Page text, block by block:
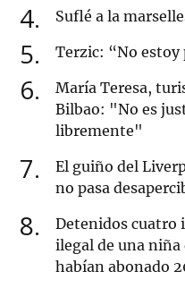
4 Suflé a la
5 Terzic: “No estoy
6
María Teresa,
Bilbao: "No es
libremente"
7
El guiño del
no pasa
8
Detenidos cuatro
ilegal de una niña
habían abonado